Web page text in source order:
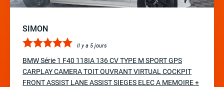
SIMON
Il y a 5 jours
BMW Série 1 F40 118IA 136 CV TYPE M SPORT GPS
CARPLAY CAMERA TOIT OUVRANT VIRTUAL COCKPIT
FRONT ASSIST LANE ASSIST SIEGES ELEC A MEMOIRE +